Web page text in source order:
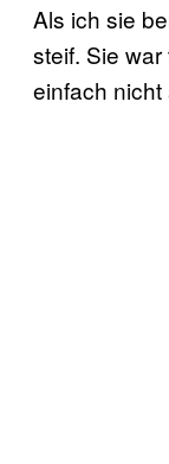
Als ich sie
steif. Sie
einfach